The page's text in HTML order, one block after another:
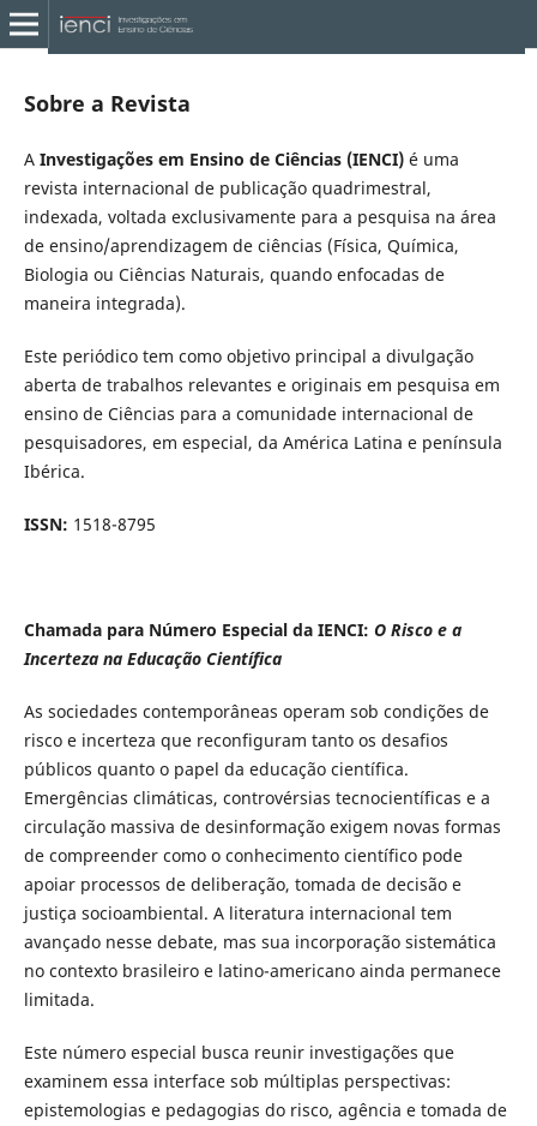
Sobre a Revista
AInvestigações em Ensino de Ciências (IENCI)é uma
revista internacional de publicação quadrimestral,
indexada, voltada exclusivamente para a pesquisa na área
de ensino/aprendizagem de ciências (Física, Química,
Biologia ou Ciências Naturais, quando enfocadas de
maneira integrada).
Este periódico tem como objetivo principal a divulgação
aberta de trabalhos relevantes e originais em pesquisa em
ensino de Ciências para a comunidade internacional de
pesquisadores, em especial, da América Latina e península
Ibérica.
ISSN: 1518-8795
Chamada para Número Especial da IENCI: O Risco e a
Incerteza na Educação Científica
As sociedades contemporâneas operam sob condições de
risco e incerteza que reconfiguram tanto os desafios
públicos quanto o papel da educação científica.
Emergências climáticas, controvérsias tecnocientíficas e a
circulação massiva de desinformação exigem novas formas
de compreender como o conhecimento científico pode
apoiar processos de deliberação, tomada de decisão e
justiça socioambiental. A literatura internacional tem
avançado nesse debate, mas sua incorporação sistemática
no contexto brasileiro e latino-americano ainda permanece
limitada.
Este número especial busca reunir investigações que
examinem essa interface sob múltiplas perspectivas:
epistemologias e pedagogias do risco, agência e tomada de